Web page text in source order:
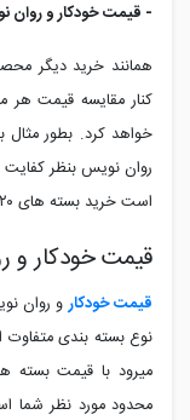
- قیمت خودکار و روان
همانند خرید دیگر
کنار مقایسه قیمت
روان نویس بنظر
است خرید بسته های ۲۰ رنگ یا ۴۲ رنگ گزینه مناسبی است.
قیمت خودکار و
قیمت خودکارو روان
نوع بسته بندی
میرود با قیمت
محدود مورد نظر